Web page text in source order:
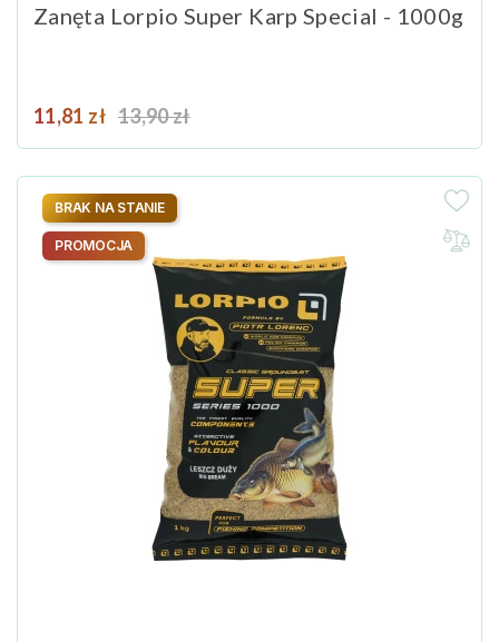
Zanęta Lorpio Super Karp Special - 1000g
Cena
11,81 zł Cena podstawowa
13,90 zł
BRAK NA STANIE
PROMOCJA